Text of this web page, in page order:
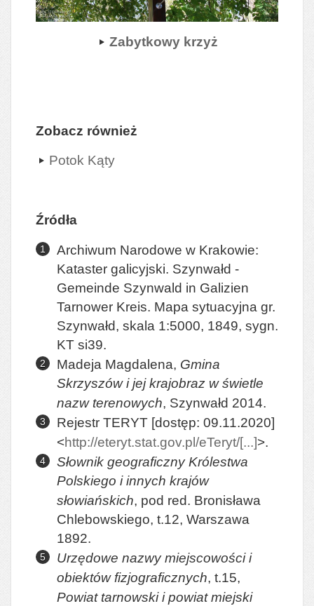
Zabytkowy krzyż
Zobacz również
Potok Kąty
Źródła
Archiwum Narodowe w Krakowie:
Kataster galicyjski. Szynwałd -
Gemeinde Szynwald in Galizien
Tarnower Kreis. Mapa sytuacyjna gr.
Szynwałd, skala 1:5000, 1849, sygn.
KT si39.
Madeja Magdalena, Gmina
Skrzyszów i jej krajobraz w świetle
nazw terenowych, Szynwałd 2014.
Rejestr TERYT [dostęp: 09.11.2020]
<http://eteryt.stat.gov.pl/eTeryt/[...]>.
Słownik geograficzny Królestwa
Polskiego i innych krajów
słowiańskich, pod red. Bronisława
Chlebowskiego, t.12, Warszawa
1892.
Urzędowe nazwy miejscowości i
obiektów fizjograficznych, t.15,
Powiat tarnowski i powiat miejski